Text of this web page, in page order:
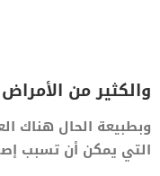
والكثير من
وبطبيعة الحال هناك
التي يمكن أن تسبب